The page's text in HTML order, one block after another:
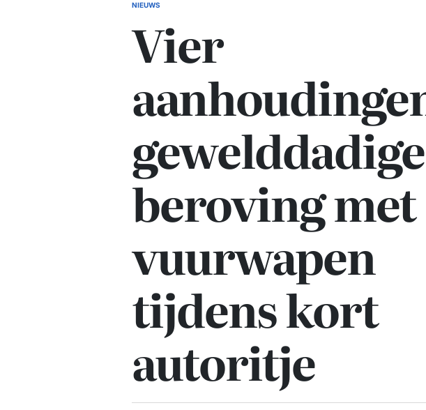
GEPLAATST
NIEUWS
Vier
gewelddadige
beroving met
vuurwapen
tijdens kort
autoritje